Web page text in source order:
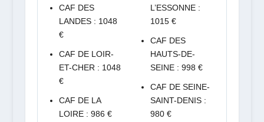
CAF DES
LANDES : 1048
€
CAF DE LOIR-
ET-CHER : 1048
€
CAF DE LA
LOIRE : 986 €
L’ESSONNE :
1015 €
CAF DES
HAUTS-DE-
SEINE : 998 €
CAF DE SEINE-
SAINT-DENIS :
980 €